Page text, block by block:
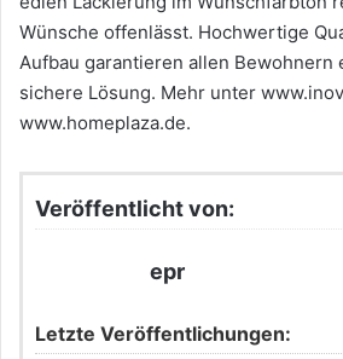
Wünsche offenlässt. Hochwertige
Aufbau garantieren allen Bewohnern
sichere Lösung. Mehr unter
www.homeplaza.de.
Veröffentlicht von:
epr
Letzte Veröffentlichungen: